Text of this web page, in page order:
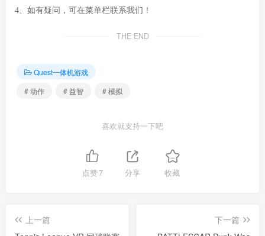
4、如有疑问，可在菜单栏联系我们！
THE END
Quest一体机游戏
# 动作
# 益智 # 模拟
喜欢就支持一下吧
点赞7 分享 收藏
上一篇
下一篇